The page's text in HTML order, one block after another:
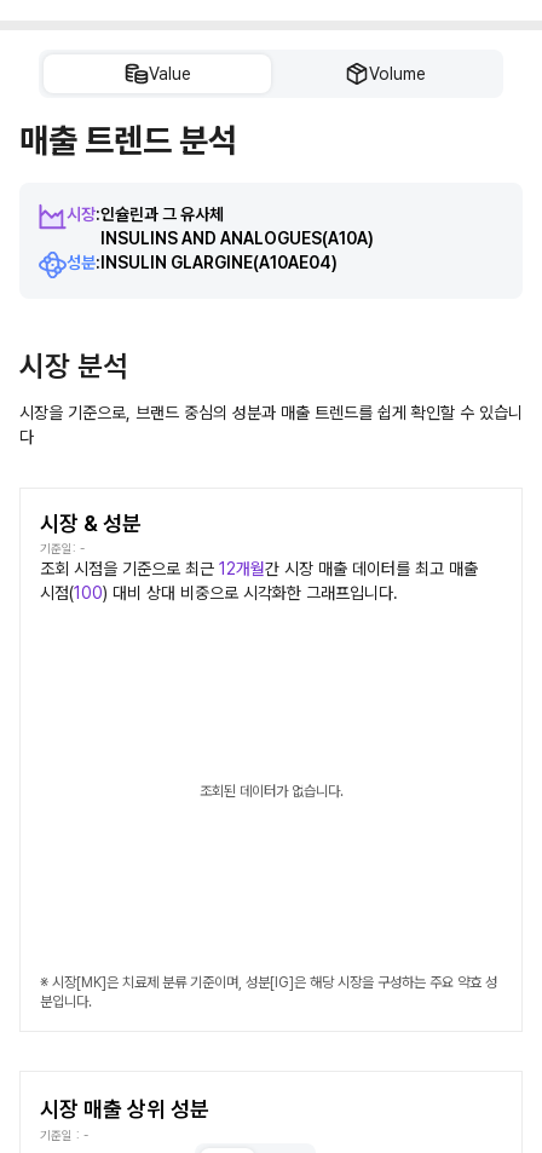
Value Volume
매출 트렌드 분석
시장:인슐린과 그 유사체
INSULINS AND ANALOGUES(A10A)
성분: INSULIN GLARGINE(A10AE04)
시장 분석
시장을 기준으로, 브랜드 중심의 성분과 매출 트렌드를 쉽게 확인할 수 있습니
다
시장 & 성분
기준일: -
조회 시점을 기준으로 최근 12개월간 시장 매출 데이터를 최고 매출
시점(100) 대비 상대 비중으로 시각화한 그래프입니다.
조회된 데이터가 없습니다.
※ 시장[MK]은 치료제 분류 기준이며, 성분[IG]은 해당 시장을 구성하는 주요 약효 성
분입니다.
시장 매출 상위 성분
기준일 : -